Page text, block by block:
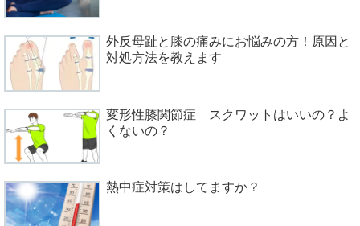
外反母趾と膝の痛みにお悩みの方！原因と
対処方法を教えます
変形性膝関節症 スクワットはいいの？よ
くないの？
熱中症対策はしてますか？